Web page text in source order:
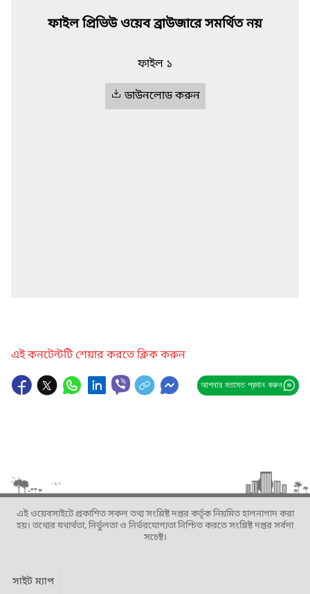
ফাইল প্রিভিউ ওয়েব ব্রাউজারে সমর্থিত নয়
ফাইল ১
ডাউনলোড করুন
এই কনটেন্টটি শেয়ার করতে ক্লিক করুন
আপনার মতামত প্রদান করুন
এই ওয়েবসাইটে প্রকাশিত সকল তথ্য সংশ্লিষ্ট দপ্তর কর্তৃক নিয়মিত হালনাগাদ করা
হয়। তথ্যের যথার্থতা, নির্ভুলতা ও নির্ভরযোগ্যতা নিশ্চিত করতে সংশ্লিষ্ট দপ্তর সর্বদা
সচেষ্ট।
সাইট ম্যাপ